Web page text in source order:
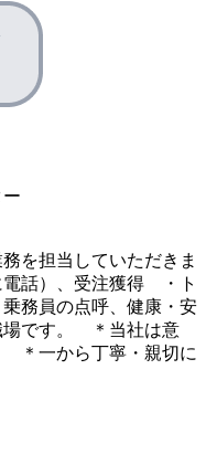
を担当していただきま
話）、受注獲得 ・ト
務員の点呼、健康・安
です。 ＊当社は意
＊一から丁寧・親切に